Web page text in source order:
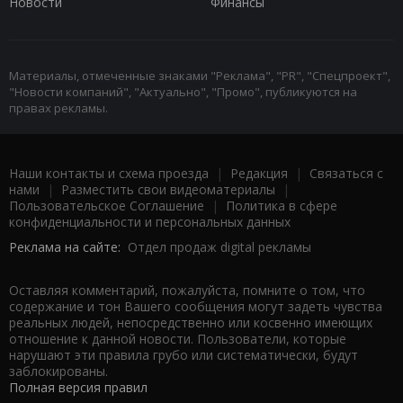
Материалы, отмеченные знаками "Реклама", "PR", "Спецпроект",
"Новости компаний", "Актуально", "Промо", публикуются на
правах рекламы.
Наши контакты и схема проезда | Редакция | Связаться с
нами | Разместить свои видеоматериалы |
Пользовательское Соглашение |
Политика в сфере
конфиденциальности и персональных данных
Реклама на сайте: Отдел продаж digital рекламы
Оставляя комментарий, пожалуйста, помните о том, что
содержание и тон Вашего сообщения могут задеть чувства
реальных людей, непосредственно или косвенно имеющих
отношение к данной новости. Пользователи, которые
нарушают эти правила грубо или систематически, будут
заблокированы.
Полная версия правил